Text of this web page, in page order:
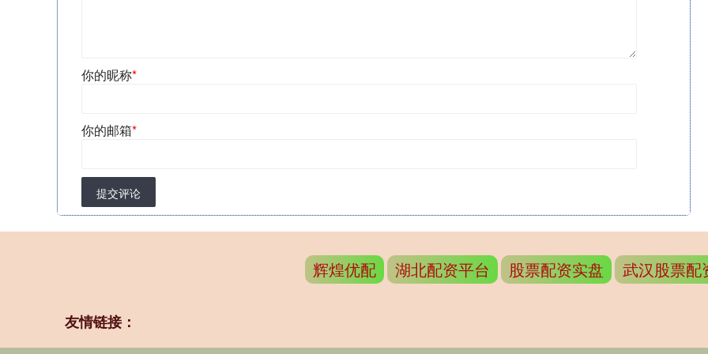
你的昵称*
你的邮箱*
提交评论
辉煌优配 湖北配资平台 股票配资实盘 武汉股票配
友情链接：